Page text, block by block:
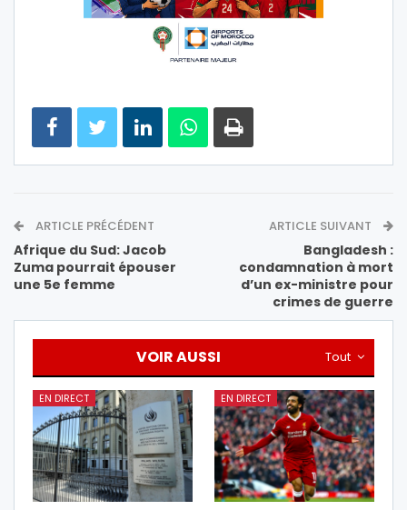
ARTICLE PRÉCÉDENT
Afrique du Sud: Jacob
Zuma pourrait épouser
une 5e femme
ARTICLE SUIVANT
Bangladesh :
condamnation à mort
d’un ex-ministre pour
crimes de guerre
Tout
VOIR AUSSI
EN DIRECT EN DIRECT